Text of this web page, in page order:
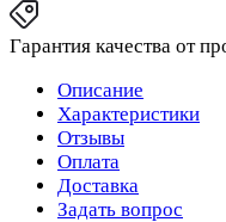
Гарантия качества от
Описание
Характеристики
Отзывы
Оплата
Доставка
Задать вопрос